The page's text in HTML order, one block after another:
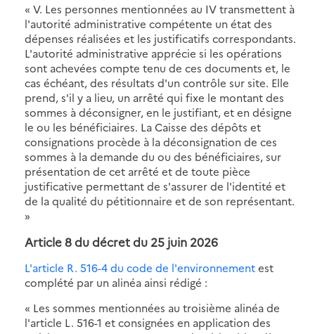
« V. Les personnes mentionnées au IV transmettent à
l'autorité administrative compétente un état des
dépenses réalisées et les justificatifs correspondants.
L'autorité administrative apprécie si les opérations
sont achevées compte tenu de ces documents et, le
cas échéant, des résultats d'un contrôle sur site. Elle
prend, s'il y a lieu, un arrêté qui fixe le montant des
sommes à déconsigner, en le justifiant, et en désigne
le ou les bénéficiaires. La Caisse des dépôts et
consignations procède à la déconsignation de ces
sommes à la demande du ou des bénéficiaires, sur
présentation de cet arrêté et de toute pièce
justificative permettant de s'assurer de l'identité et
de la qualité du pétitionnaire et de son représentant.
»
Article 8 du décret du 25 juin 2026
L'article R. 516-4 du code de l'environnementest
complété par un alinéa ainsi rédigé :
« Les sommes mentionnées au troisième alinéa de
l'article L. 516-1 et consignées en application des